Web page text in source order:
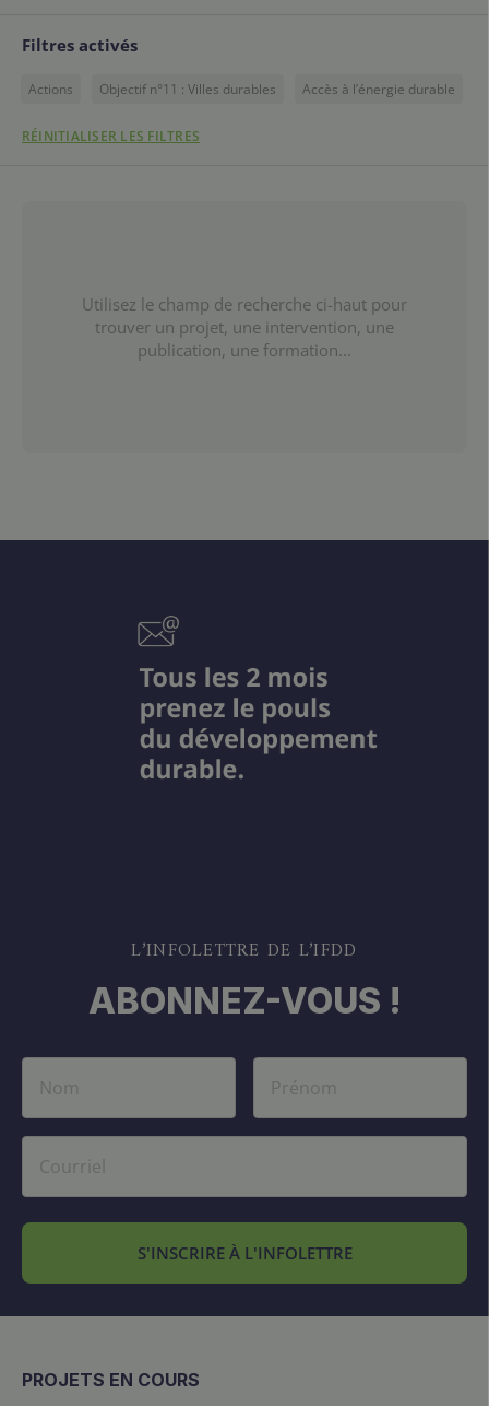
Filtres activés
Actions Objectif n°11 : Villes durables Accès à l’énergie durable
RÉINITIALISER LES FILTRES
Utilisez le champ de recherche ci-haut pour
trouver un projet, une intervention, une
publication, une formation...
L’INFOLETTRE DE L’IFDD
ABONNEZ-VOUS !
S'INSCRIRE À L'INFOLETTRE
PROJETS EN COURS